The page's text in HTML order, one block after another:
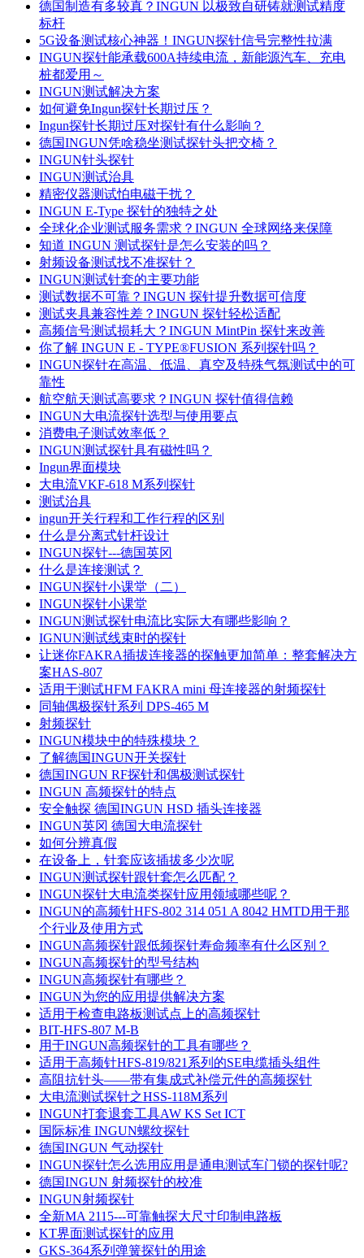
德国制造有多较真？INGUN 以极致自研铸就测试精度
标杆
5G设备测试核心神器！INGUN探针信号完整性拉满
INGUN探针能承载600A持续电流，新能源汽车、充电
桩都爱用～
INGUN测试解决方案
如何避免Ingun探针长期过压？
Ingun探针长期过压对探针有什么影响？
德国INGUN凭啥稳坐测试探针头把交椅？
INGUN针头探针
INGUN测试治具
精密仪器测试怕电磁干扰？
INGUN E-Type 探针的独特之处
全球化企业测试服务需求？INGUN 全球网络来保障
知道 INGUN 测试探针是怎么安装的吗？
射频设备测试找不准探针？
INGUN测试针套的主要功能
测试数据不可靠？INGUN 探针提升数据可信度
测试夹具兼容性差？INGUN 探针轻松适配
高频信号测试损耗大？INGUN MintPin 探针来改善
你了解 INGUN E - TYPE®FUSION 系列探针吗？
INGUN探针在高温、低温、真空及特殊气氛测试中的可
靠性
航空航天测试高要求？INGUN 探针值得信赖
INGUN大电流探针选型与使用要点
消费电子测试效率低？
INGUN测试探针具有磁性吗？
Ingun界面模块
大电流VKF-618 M系列探针
测试治具
ingun开关行程和工作行程的区别
什么是分离式针杆设计
INGUN探针---德国英冈
什么是连接测试？
INGUN探针小课堂（二）
INGUN探针小课堂
INGUN测试探针电流比实际大有哪些影响？
IGNUN测试线束时的探针
让迷你FAKRA插拔连接器的探触更加简单：整套解决方
案HAS-807
适用于测试HFM FAKRA mini 母连接器的射频探针
同轴偶极探针系列 DPS-465 M
射频探针
INGUN模块中的特殊模块？
了解德国INGUN开关探针
德国INGUN RF探针和偶极测试探针
INGUN 高频探针的特点
安全触探 德国INGUN HSD 插头连接器
INGUN英冈 德国大电流探针
如何分辨真假
在设备上，针套应该插拔多少次呢
INGUN测试探针跟针套怎么匹配？
INGUN探针大电流类探针应用领域哪些呢？
INGUN的高频针HFS-802 314 051 A 8042 HMTD用于那
个行业及使用方式
INGUN高频探针跟低频探针寿命频率有什么区别？
INGUN高频探针的型号结构
INGUN高频探针有哪些？
INGUN为您的应用提供解决方案
适用于检查电路板测试点上的高频探针
BIT-HFS-807 M-B
用于INGUN高频探针的工具有哪些？
适用于高频针HFS-819/821系列的SE电缆插头组件
高阻抗针头——带有集成式补偿元件的高频探针
大电流测试探针之HSS-118M系列
INGUN打套退套工具AW KS Set ICT
国际标准 INGUN螺纹探针
德国INGUN 气动探针
INGUN探针怎么选用应用是通电测试车门锁的探针呢?
德国INGUN 射频探针的校准
INGUN射频探针
全新MA 2115---可靠触探大尺寸印制电路板
KT界面测试探针的应用
GKS-364系列弹簧探针的用途